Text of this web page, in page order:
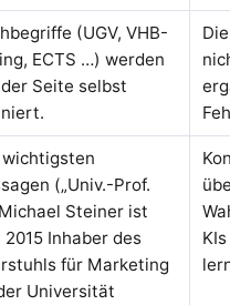
(UGV, VHB-
ECTS …) werden
Seite selbst
wichtigsten
(„Univ.-Prof.
Steiner ist
2015 Inhaber des
für Marketing
Universität